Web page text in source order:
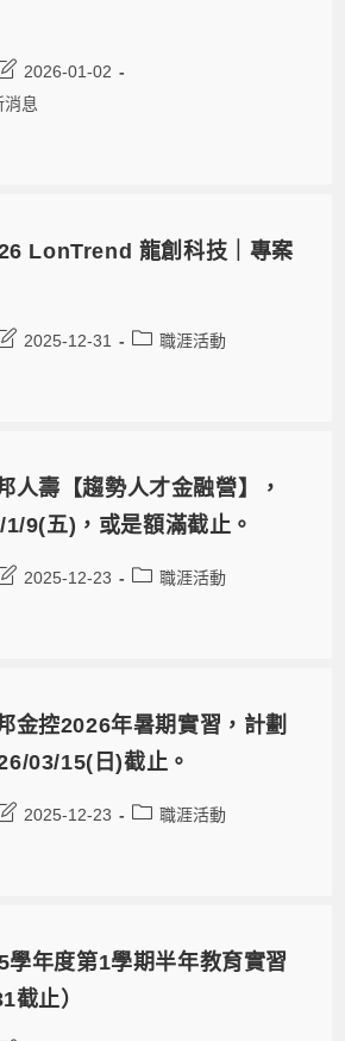
2026-01-02
消息
LonTrend 龍創科技｜專案
2025-12-31 職涯活動
人壽【趨勢人才金融營】，
9(五)，或是額滿截止。
2025-12-23 職涯活動
金控2026年暑期實習，計劃
03/15(日)截止。
2025-12-23 職涯活動
學年度第1學期半年教育實習
截止）